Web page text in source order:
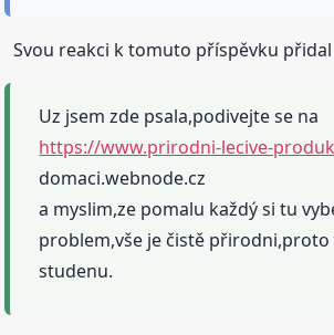
Svou reakci k tomuto příspěvku přidal
Uz jsem zde psala,podivejte se na
https://www.prirodni-lecive-
domaci.webnode.cz
a myslim,ze pomalu každý si tu
problem,vše je čistě přirodni,proto
studenu.